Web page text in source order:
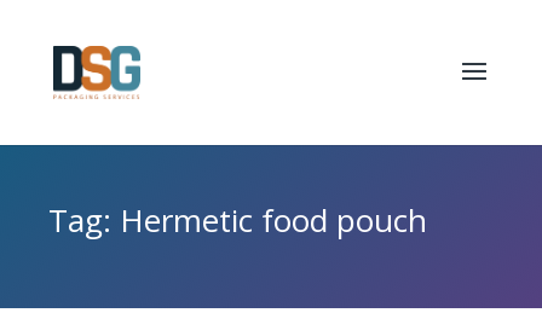
Tag: Hermetic food pouch